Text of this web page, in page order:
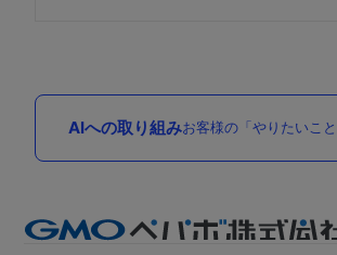
AIへの取り組みお客様の「やりたいこ